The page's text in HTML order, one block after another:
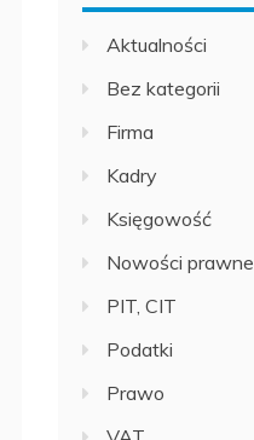
Aktualności
Bez kategorii
Firma
Kadry
Księgowość
Nowości prawne
PIT, CIT
Podatki
Prawo